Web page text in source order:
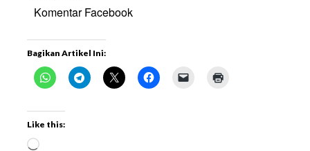
Komentar Facebook
Bagikan Artikel Ini:
Like this: